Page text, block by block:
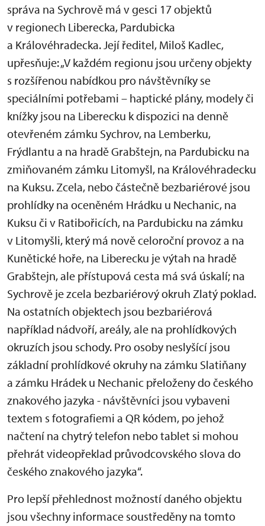
správa na Sychrově má v gesci 17 objektů
v regionech Liberecka, Pardubicka
a Královéhradecka. Její ředitel, Miloš Kadlec,
upřesňuje: „V každém regionu jsou určeny objekty
s rozšířenou nabídkou pro návštěvníky se
speciálními potřebami – haptické plány, modely či
knížky jsou na Liberecku k dispozici na denně
otevřeném zámku Sychrov, na Lemberku,
Frýdlantu a na hradě Grabštejn, na Pardubicku na
zmiňovaném zámku Litomyšl, na Královéhradecku
na Kuksu. Zcela, nebo částečně bezbariérové jsou
prohlídky na oceněném Hrádku u Nechanic, na
Kuksu či v Ratibořicích, na Pardubicku na zámku
v Litomyšli, který má nově celoroční provoz a na
Kunětické hoře, na Liberecku je výtah na hradě
Grabštejn, ale přístupová cesta má svá úskalí; na
Sychrově je zcela bezbariérový okruh Zlatý poklad.
Na ostatních objektech jsou bezbariérová
například nádvoří, areály, ale na prohlídkových
okruzích jsou schody. Pro osoby neslyšící jsou
základní prohlídkové okruhy na zámku Slatiňany
a zámku Hrádek u Nechanic přeloženy do českého
znakového jazyka - návštěvníci jsou vybaveni
textem s fotografiemi a QR kódem, po jehož
načtení na chytrý telefon nebo tablet si mohou
přehrát videopřeklad průvodcovského slova do
českého znakového jazyka“.
Pro lepší přehlednost možností daného objektu
jsou všechny informace soustředěny na tomto